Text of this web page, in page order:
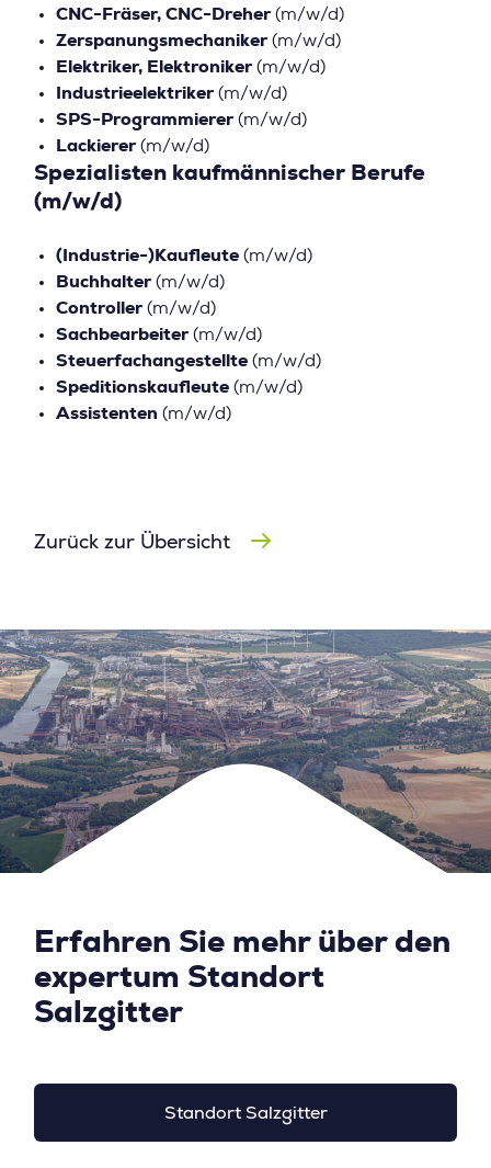
CNC-Fräser, CNC-Dreher(m/w/d)
Zerspanungsmechaniker(m/w/d)
Elektriker, Elektroniker(m/w/d)
Industrieelektriker(m/w/d)
SPS-Programmierer(m/w/d)
Lackierer(m/w/d)
Spezialisten kaufmännischer Berufe
(m/w/d)
(Industrie-)Kaufleute (m/w/d)
Buchhalter(m/w/d)
Controller(m/w/d)
Sachbearbeiter(m/w/d)
Steuerfachangestellte (m/w/d)
Speditionskaufleute (m/w/d)
Assistenten (m/w/d)
Zurück zur Übersicht
Erfahren Sie mehr über den
expertum Standort
Salzgitter
Standort Salzgitter